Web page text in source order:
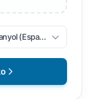
(Espanyol)